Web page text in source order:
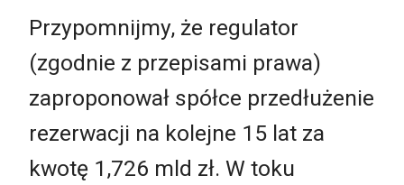
Przypomnijmy, że regulator
(zgodnie z przepisami prawa)
zaproponował spółce przedłużenie
rezerwacji na kolejne 15 lat za
kwotę 1,726 mld zł. W toku